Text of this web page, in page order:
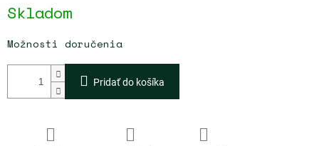
cena:
Skladom
Možnosti doručenia
Pridať do košíka